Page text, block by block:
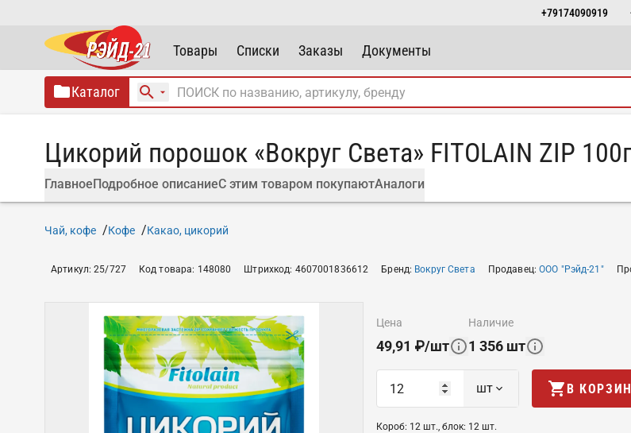
+79174090919
Товары Списки Заказы Документы
Каталог
Цикорий порошок «Вокруг Света» FITOLAIN ZIP
ГлавноеПодробное описаниеС этим товаром покупаютАналоги
Чай, кофе Кофе Какао, цикорий
Артикул:25/727 Код товара: 148080 Штрихкод: 4607001836612 Бренд: Вокруг Света Продавец:ООО "Рэйд-21"
цена
49,91 ₽/шт
наличие
1 356 шт
шт В
Короб: 12 шт., блок: 12 шт.